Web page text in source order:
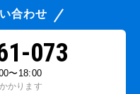
合わせ
073
〜18:00
かります